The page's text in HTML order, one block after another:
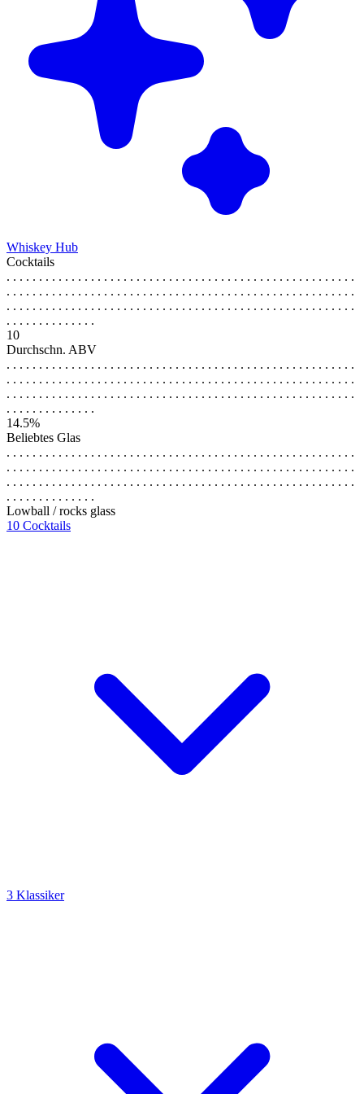
Whiskey Hub
Cocktails
. . . . . . . . . . . . . . . . . . . . . . . . . . . . . . . . . . . . . . . . . . . . . . . . . . . . . .
. . . . . . . . . . . . . . . . . . . . . . . . . . . . . . . . . . . . . . . . . . . . . . . . . . . . . .
. . . . . . . . . . . . . . . . . . . . . . . . . . . . . . . . . . . . . . . . . . . . . . . . . . . . . .
. . . . . . . . . . . . . .
10
Durchschn. ABV
. . . . . . . . . . . . . . . . . . . . . . . . . . . . . . . . . . . . . . . . . . . . . . . . . . . . . .
. . . . . . . . . . . . . . . . . . . . . . . . . . . . . . . . . . . . . . . . . . . . . . . . . . . . . .
. . . . . . . . . . . . . . . . . . . . . . . . . . . . . . . . . . . . . . . . . . . . . . . . . . . . . .
. . . . . . . . . . . . . .
14.5%
Beliebtes Glas
. . . . . . . . . . . . . . . . . . . . . . . . . . . . . . . . . . . . . . . . . . . . . . . . . . . . . .
. . . . . . . . . . . . . . . . . . . . . . . . . . . . . . . . . . . . . . . . . . . . . . . . . . . . . .
. . . . . . . . . . . . . . . . . . . . . . . . . . . . . . . . . . . . . . . . . . . . . . . . . . . . . .
. . . . . . . . . . . . . .
Lowball / rocks glass
10 Cocktails
3 Klassiker